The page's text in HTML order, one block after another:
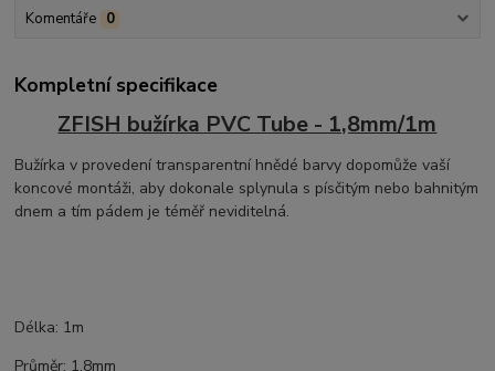
Komentáře 0
Kompletní specifikace
ZFISH bužírka PVC Tube - 1,8mm/1m
Bužírka v provedení transparentní hnědé barvy dopomůže vaší
koncové montáži, aby dokonale splynula s písčitým nebo bahnitým
dnem a tím pádem je téměř neviditelná.
Délka: 1m
Průměr: 1,8mm